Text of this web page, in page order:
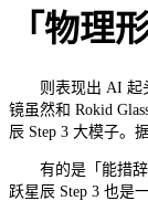
「物理
则表现出 AI 起头
镜虽然和 Rokid
辰 Step 3 大模子。
有的是「能措辞
跃星辰 Step 3 也是